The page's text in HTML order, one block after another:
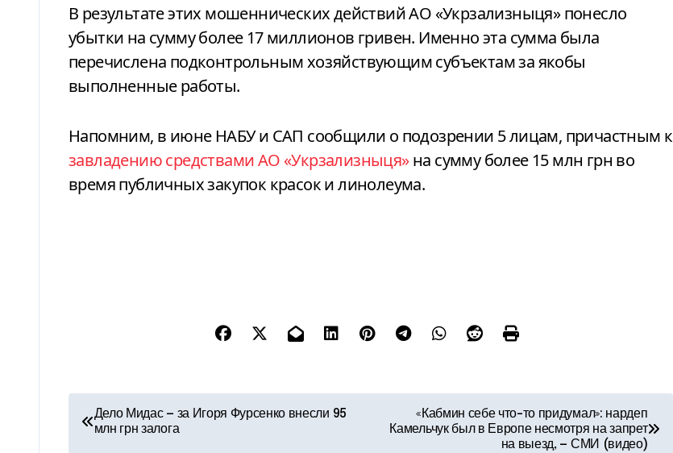
В результате этих мошеннических действий АО «Укрзализныця» понесло
убытки на сумму более 17 миллионов гривен. Именно эта сумма была
перечислена подконтрольным хозяйствующим субъектам за якобы
выполненные работы.
Напомним, в июнеНАБУ и САП сообщили о подозрении 5 лицам, причастным к
завладению средствами АО «Укрзализныця»на сумму более 15 млн грн во
время публичных закупок красок и линолеума.
Н Дело Мидас — за Игоря Фурсенко внесли 95
млн грн залога
«Кабмин себе что-то придумал»: нардеп
Камельчук был в Европе несмотря на запрет
на выезд, — СМИ (видео)